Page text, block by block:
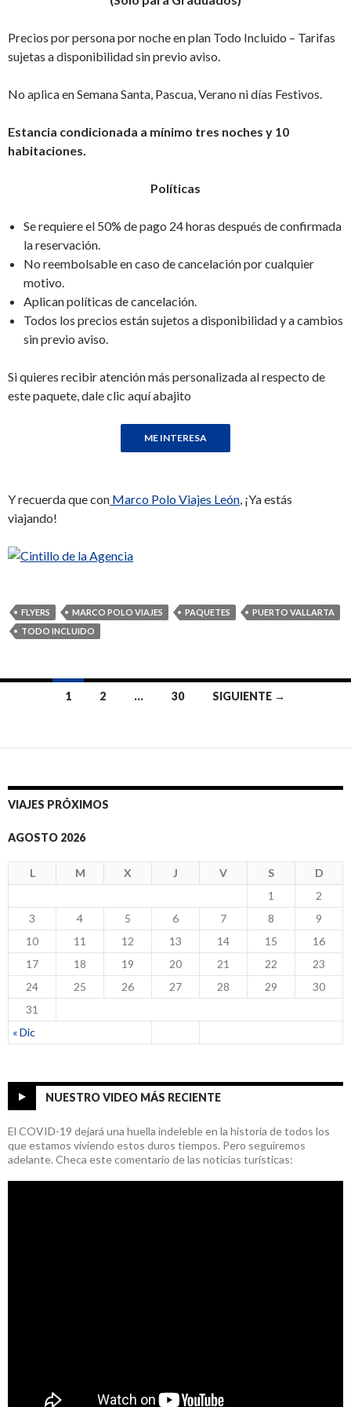
Precios por persona por noche en plan Todo Incluido – Tarifas
sujetas a disponibilidad sin previo aviso.
No aplica en Semana Santa, Pascua, Verano ni días Festivos.
Estancia condicionada a mínimo tres noches y 10
habitaciones.
Políticas
Se requiere el 50% de pago 24 horas después de confirmada
la reservación.
No reembolsable en caso de cancelación por cualquier
motivo.
Aplican políticas de cancelación.
Todos los precios están sujetos a disponibilidad y a cambios
sin previo aviso.
Si quieres recibir atención más personalizada al respecto de
este paquete, dale clic aquí abajito
Y recuerda que con Marco Polo Viajes León, ¡Ya estás
viajando!
FLYERS MARCO POLO VIAJES PAQUETES
PUERTO VALLARTA
TODO INCLUIDO
a
entradas
1 2 … 30 SIGUIENTE →
VIAJES PRÓXIMOS
AGOSTO 2026
L M X J V S D
« Dic
1
2
3
4 5 6 7 8
9
10
11 12 13 14 15
16
17
18 19 20 21 22
23
24
25 26 27 28 29
30
31
NUESTRO VIDEO MÁS RECIENTE
El COVID-19 dejará una huella indeleble en la historia de todos los
que estamos viviendo estos duros tiempos. Pero seguiremos
adelante. Checa este comentario de las noticias turísticas: